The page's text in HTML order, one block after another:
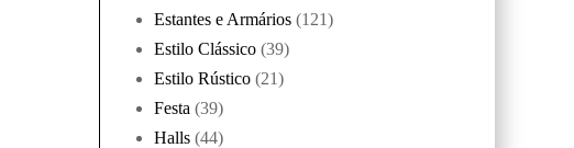
Estantes e Armários (121)
Estilo Clássico (39)
Estilo Rústico (21)
Festa (39)
Halls (44)